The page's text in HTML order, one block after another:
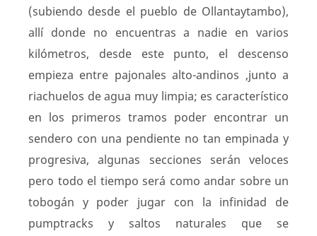
(subiendo desde el pueblo de Ollantaytambo),
allí donde no encuentras a nadie en varios
kilómetros, desde este punto, el descenso
empieza entre pajonales alto-andinos ,junto a
riachuelos de agua muy limpia; es característico
en los primeros tramos poder encontrar un
sendero con una pendiente no tan empinada y
progresiva, algunas secciones serán veloces
pero todo el tiempo será como andar sobre un
tobogán y poder jugar con la infinidad de
pumptracks y saltos naturales que se